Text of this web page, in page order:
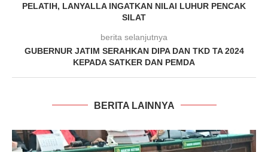
PELATIH, LANYALLA INGATKAN NILAI LUHUR PENCAK
SILAT
berita selanjutnya
GUBERNUR JATIM SERAHKAN DIPA DAN TKD TA 2024
KEPADA SATKER DAN PEMDA
BERITA LAINNYA